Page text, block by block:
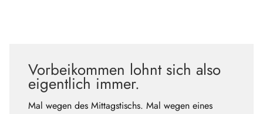
Vorbeikommen lohnt sich also
eigentlich immer.
Mal wegen des Mittagstischs. Mal wegen eines